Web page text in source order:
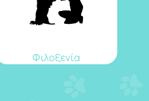
Φιλοξενία